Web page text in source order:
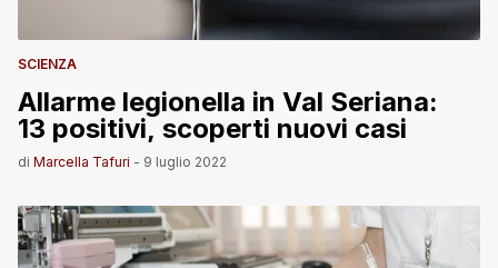
SCIENZA
Allarme legionella in Val Seriana:
13 positivi, scoperti nuovi casi
di Marcella Tafuri - 9 luglio 2022